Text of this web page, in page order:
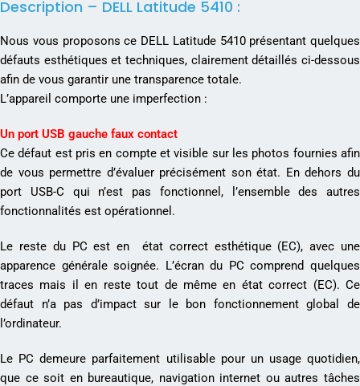
Description – DELL Latitude 5410 :
Nous vous proposons ce DELL Latitude 5410 présentant quelques
défauts esthétiques et techniques, clairement détaillés ci-dessous
afin de vous garantir une transparence totale.
L’appareil comporte une imperfection :
Un port USB gauche faux contact
Ce défaut est pris en compte et visible sur les photos fournies afin
de vous permettre d’évaluer précisément son état. En dehors du
port USB-C qui n’est pas fonctionnel, l’ensemble des autres
fonctionnalités est opérationnel.
Le reste du PC est en état correct esthétique (EC), avec une
apparence générale soignée. L’écran du PC comprend quelques
traces mais il en reste tout de même en état correct (EC). Ce
défaut n’a pas d’impact sur le bon fonctionnement global de
l’ordinateur.
Le PC demeure parfaitement utilisable pour un usage quotidien,
que ce soit en bureautique, navigation internet ou autres tâches